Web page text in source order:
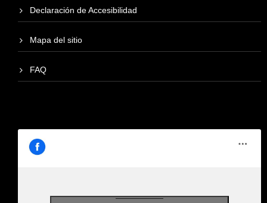
Declaración de Accesibilidad
Mapa del sitio
FAQ